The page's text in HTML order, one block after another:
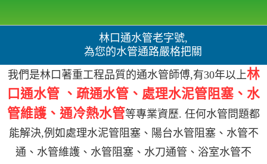
林口通水管老字號,
為您的水管通路嚴格把關
我們是林口著重工程品質的通水管師傅,有30年以上林
口通水管 、疏通水管、處理水泥管阻塞、水
管維護、通冷熱水管等專業資歷. 任何水管問題都
能解決,例如處理水泥管阻塞、陽台水管阻塞、水管不
通、水管維護、水管阻塞、水刀通管、浴室水管不